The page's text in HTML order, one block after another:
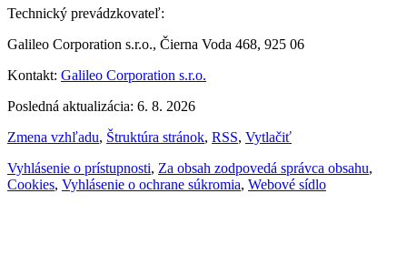
Technický prevádzkovateľ:
Galileo Corporation s.r.o., Čierna Voda 468, 925 06
Kontakt: Galileo Corporation s.r.o.
Posledná aktualizácia: 6. 8. 2026
Zmena vzhľadu, Štruktúra stránok, RSS, Vytlačiť
Vyhlásenie o prístupnosti, Za obsah zodpovedá správca obsahu,
Cookies, Vyhlásenie o ochrane súkromia, Webové sídlo